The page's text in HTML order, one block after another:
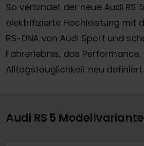
So verbindet der neue Audi RS
elektrifizierte Hochleistung mit
RS-DNA von Audi Sport und
Fahrerlebnis, das
Alltagstauglichkeit neu definiert.
Audi RS 5